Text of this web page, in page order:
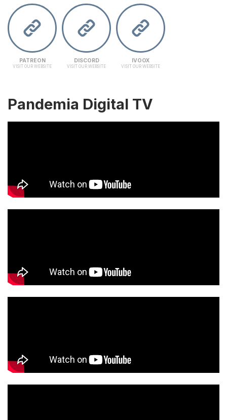
PATREON
VISIT OUR WEBSITE
DISCORD
VISIT OUR WEBSITE
IVOOX
VISIT OUR WEBSITE
Pandemia Digital TV